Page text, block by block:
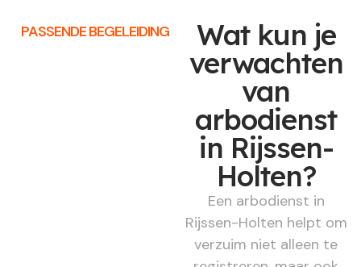
PASSENDE BEGELEIDING Wat kun je
verwachten
van
arbodienst
in Rijssen-
Holten?
Een arbodienst in
Rijssen-Holten helpt om
verzuim niet alleen te